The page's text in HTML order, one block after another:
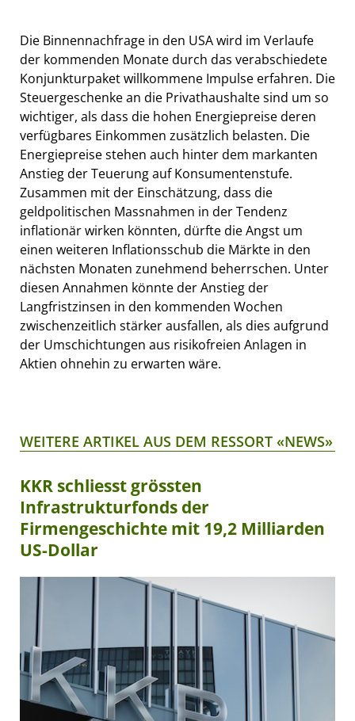
Die Binnennachfrage in den USA wird im Verlaufe
der kommenden Monate durch das verabschiedete
Konjunkturpaket willkommene Impulse erfahren. Die
Steuergeschenke an die Privathaushalte sind um so
wichtiger, als dass die hohen Energiepreise deren
verfügbares Einkommen zusätzlich belasten. Die
Energiepreise stehen auch hinter dem markanten
Anstieg der Teuerung auf Konsumentenstufe.
Zusammen mit der Einschätzung, dass die
geldpolitischen Massnahmen in der Tendenz
inflationär wirken könnten, dürfte die Angst um
einen weiteren Inflationsschub die Märkte in den
nächsten Monaten zunehmend beherrschen. Unter
diesen Annahmen könnte der Anstieg der
Langfristzinsen in den kommenden Wochen
zwischenzeitlich stärker ausfallen, als dies aufgrund
der Umschichtungen aus risikofreien Anlagen in
Aktien ohnehin zu erwarten wäre.
WEITERE ARTIKEL AUS DEM RESSORT «NEWS»
KKR schliesst grössten
Infrastrukturfonds der
Firmengeschichte mit 19,2 Milliarden
US-Dollar